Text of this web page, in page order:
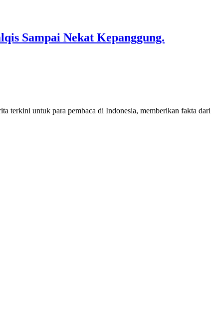
Sampai Nekat Kepanggung.
terkini untuk para pembaca di Indonesia, memberikan fakta dari